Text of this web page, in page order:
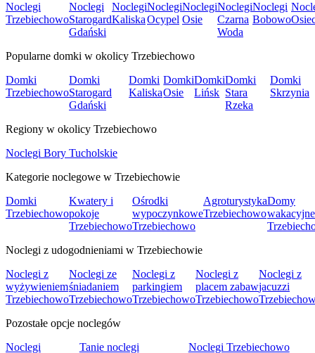
Noclegi
Trzebiechowo
Noclegi
Starogard
Gdański
Noclegi
Kaliska
Noclegi
Ocypel
Noclegi
Osie
Noclegi
Czarna
Woda
Noclegi
Bobowo
Popularne domki w okolicy Trzebiechowo
Domki
Trzebiechowo
Domki
Starogard
Gdański
Domki
Kaliska
Domki
Osie
Domki
Lińsk
Domki
Stara
Rzeka
Domki
Skrzynia
Regiony w okolicy Trzebiechowo
Noclegi Bory Tucholskie
Kategorie noclegowe w Trzebiechowie
Domki
Trzebiechowo
Kwatery i
pokoje
Trzebiechowo
Ośrodki
wypoczynkowe
Trzebiechowo
Agroturystyka
Trzebiechowo
Domy
wakacyjne
Noclegi z udogodnieniami w Trzebiechowie
Noclegi z
wyżywieniem
Trzebiechowo
Noclegi ze
śniadaniem
Trzebiechowo
Noclegi z
parkingiem
Trzebiechowo
Noclegi z
placem zabaw
Trzebiechowo
Noclegi z
jacuzzi
Pozostałe opcje noclegów
Noclegi
Tanie noclegi
Noclegi Trzebiechowo